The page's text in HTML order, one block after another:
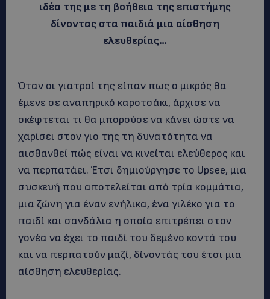
ιδέα της με τη βοήθεια της επιστήμης
δίνοντας στα παιδιά μια αίσθηση
ελευθερίας…
Όταν οι γιατροί της είπαν πως ο μικρός θα
έμενε σε αναπηρικό καροτσάκι, άρχισε να
σκέφτεται τι θα μπορούσε να κάνει ώστε να
χαρίσει στον γιο της τη δυνατότητα να
αισθανθεί πώς είναι να κινείται ελεύθερος και
να περπατάει. Έτσι δημιούργησε το Upsee, μια
συσκευή που αποτελείται από τρία κομμάτια,
μια ζώνη για έναν ενήλικα, ένα γιλέκο για το
παιδί και σανδάλια η οποία επιτρέπει στον
γονέα να έχει το παιδί του δεμένο κοντά του
και να περπατούν μαζί, δίνοντάς του έτσι μια
αίσθηση ελευθερίας.